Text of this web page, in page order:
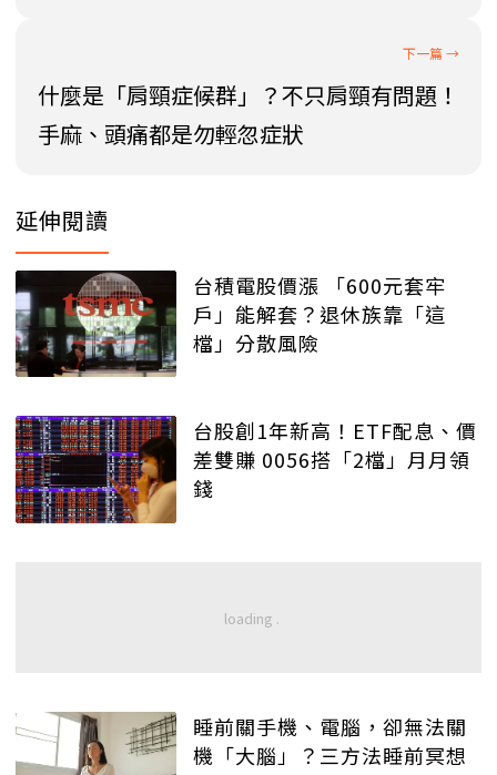
什麼是「肩頸症候群」？不只肩頸有問題！
手麻、頭痛都是勿輕忽症狀
延伸閱讀
台積電股價漲 「600元套牢
戶」能解套？退休族靠「這
檔」分散風險
台股創1年新高！ETF配息、價
差雙賺 0056搭「2檔」月月領
錢
睡前關手機、電腦，卻無法關
機「大腦」？三方法睡前冥想